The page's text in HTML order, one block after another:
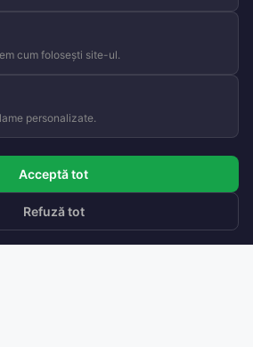
cum folosești site-ul.
personalizate.
Acceptă tot
Refuză tot